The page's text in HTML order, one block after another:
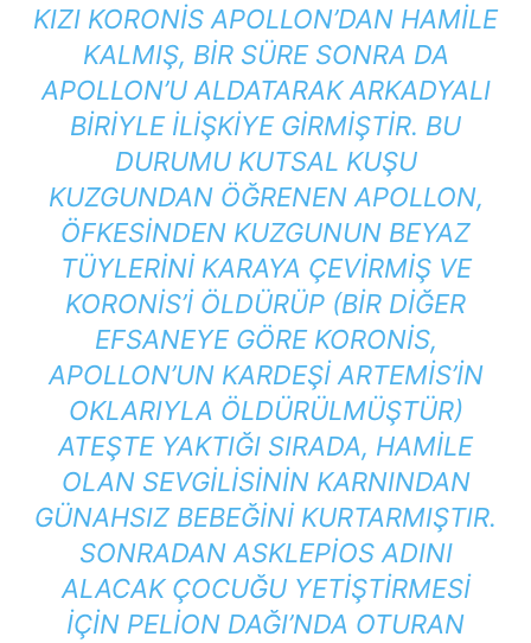
KIZI KORONIS APOLLON’DAN HAMILE
KALMIŞ, BIR SÜRE SONRA DA
APOLLON’U ALDATARAK ARKADYALI
BIRIYLE ILIŞKIYE GIRMIŞTIR. BU
DURUMU KUTSAL KUŞU
KUZGUNDAN ÖĞRENEN APOLLON,
ÖFKESINDEN KUZGUNUN BEYAZ
TÜYLERINI KARAYA ÇEVIRMIŞ VE
KORONIS’I ÖLDÜRÜP (BIR DIĞER
EFSANEYE GÖRE KORONIS,
APOLLON’UN KARDEŞI ARTEMIS’IN
OKLARIYLA ÖLDÜRÜLMÜŞTÜR)
ATEŞTE YAKTIĞI SIRADA, HAMILE
OLAN SEVGILISININ KARNINDAN
GÜNAHSIZ BEBEĞINI KURTARMIŞTIR.
SONRADAN ASKLEPIOS ADINI
ALACAK ÇOCUĞU YETIŞTIRMESI
IÇIN PELION DAĞI’NDA OTURAN